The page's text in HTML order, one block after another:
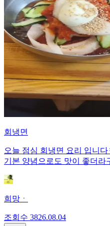
회냉면
오늘 점심 회냉면 요리 입니
기본 양념으로도 맛이 좋더라
희망ㆍ
조회수 3826.08.04